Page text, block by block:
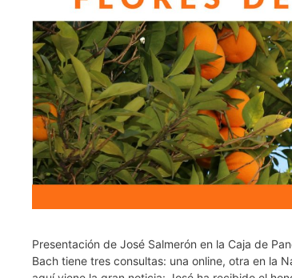
Presentación de José Salmerón en la Caja de
Bach tiene tres consultas: una online, otra en la